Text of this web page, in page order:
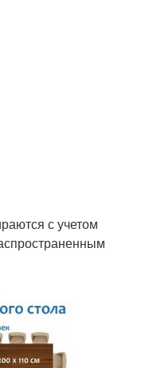
с учетом